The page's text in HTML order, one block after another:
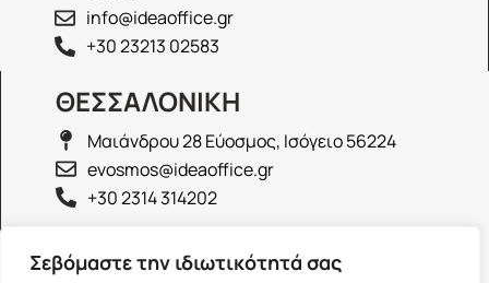
Σεβόμαστε την ιδιωτικότητά σας
info@ideaoffice.gr
+30 23213 02583
ΘΕΣΣΑΛΟΝΙΚΗ
Μαιάνδρου 28 Εύοσμος, Ισόγειο 56224
evosmos@ideaoffice.gr
+30 2314 314202
ΙΩΑΝΝΙΝΑ